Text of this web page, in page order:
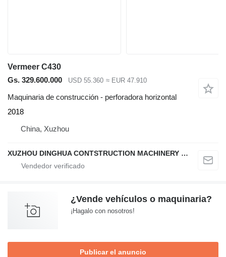
Vermeer C430
Gs. 329.600.000
USD 55.360 ≈ EUR 47.910
Maquinaria de construcción - perforadora horizontal
2018
China, Xuzhou
XUZHOU DINGHUA CONTSTRUCTION MACHINERY CO., LTD.
¿Vende vehículos o maquinaria?
¡Hagalo con nosotros!
Publicar el anuncio